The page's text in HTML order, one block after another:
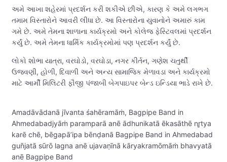
અમે આખા શહેરમાં પ્રદર્શન કરી શકીએ છીએ, કારણ કે અમે લગભગ
તમામ વિસ્તારોને આવરી લીધા છે. આ વિસ્તારોના યુવાનોને અમારું કામ
ગમે છે. અમે તેમના શાળાના કાર્યક્રમો અને કોલેજ ફેસ્ટિવલમાં પ્રદર્શન
કર્યું છે. અમે તેમના ધાર્મિક કાર્યક્રમોમાં પણ પ્રદર્શન કર્યું છે.
લોકો શોભા યાત્રા, વરઘોડો, વરઘોડા, નગર કીર્તન, ગણેશ ચતુર્થી
ઉજવણી, હોળી, દિવાળી અને અન્ય સામાજિક મેળાવડા અને કાર્યક્રમો
માટે આર્મી મિલિટરી ફૌજી પંજાબી બેગપાઇપર બેન્ડ ઇન્ડિયા ભાડે રાખે છે.
Amadāvādanā jīvanta śahēramāṁ, Bagpipe Band in
Ahmedabadjyāṁ paramparā anē ādhunikatā ēkasāthē nr̥tya
karē chē, bēgapā’ipa bēnḍanā Bagpipe Band in Ahmedabad
gun̄jatā sūrō lagna anē ujavaṇīnā kāryakramōmāṁ bhavyatā
anē Bagpipe Band